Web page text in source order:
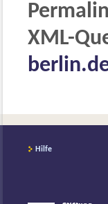
XML-
Hilfe